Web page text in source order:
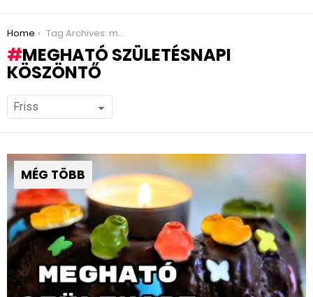
You are here:
Home Tag Archives: megható születésnapi köszöntő
MEGHATÓ SZÜLETÉSNAPI
KÖSZÖNTŐ
MÉG TÖBB